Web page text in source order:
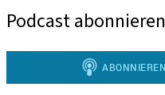
Podcast abonnieren